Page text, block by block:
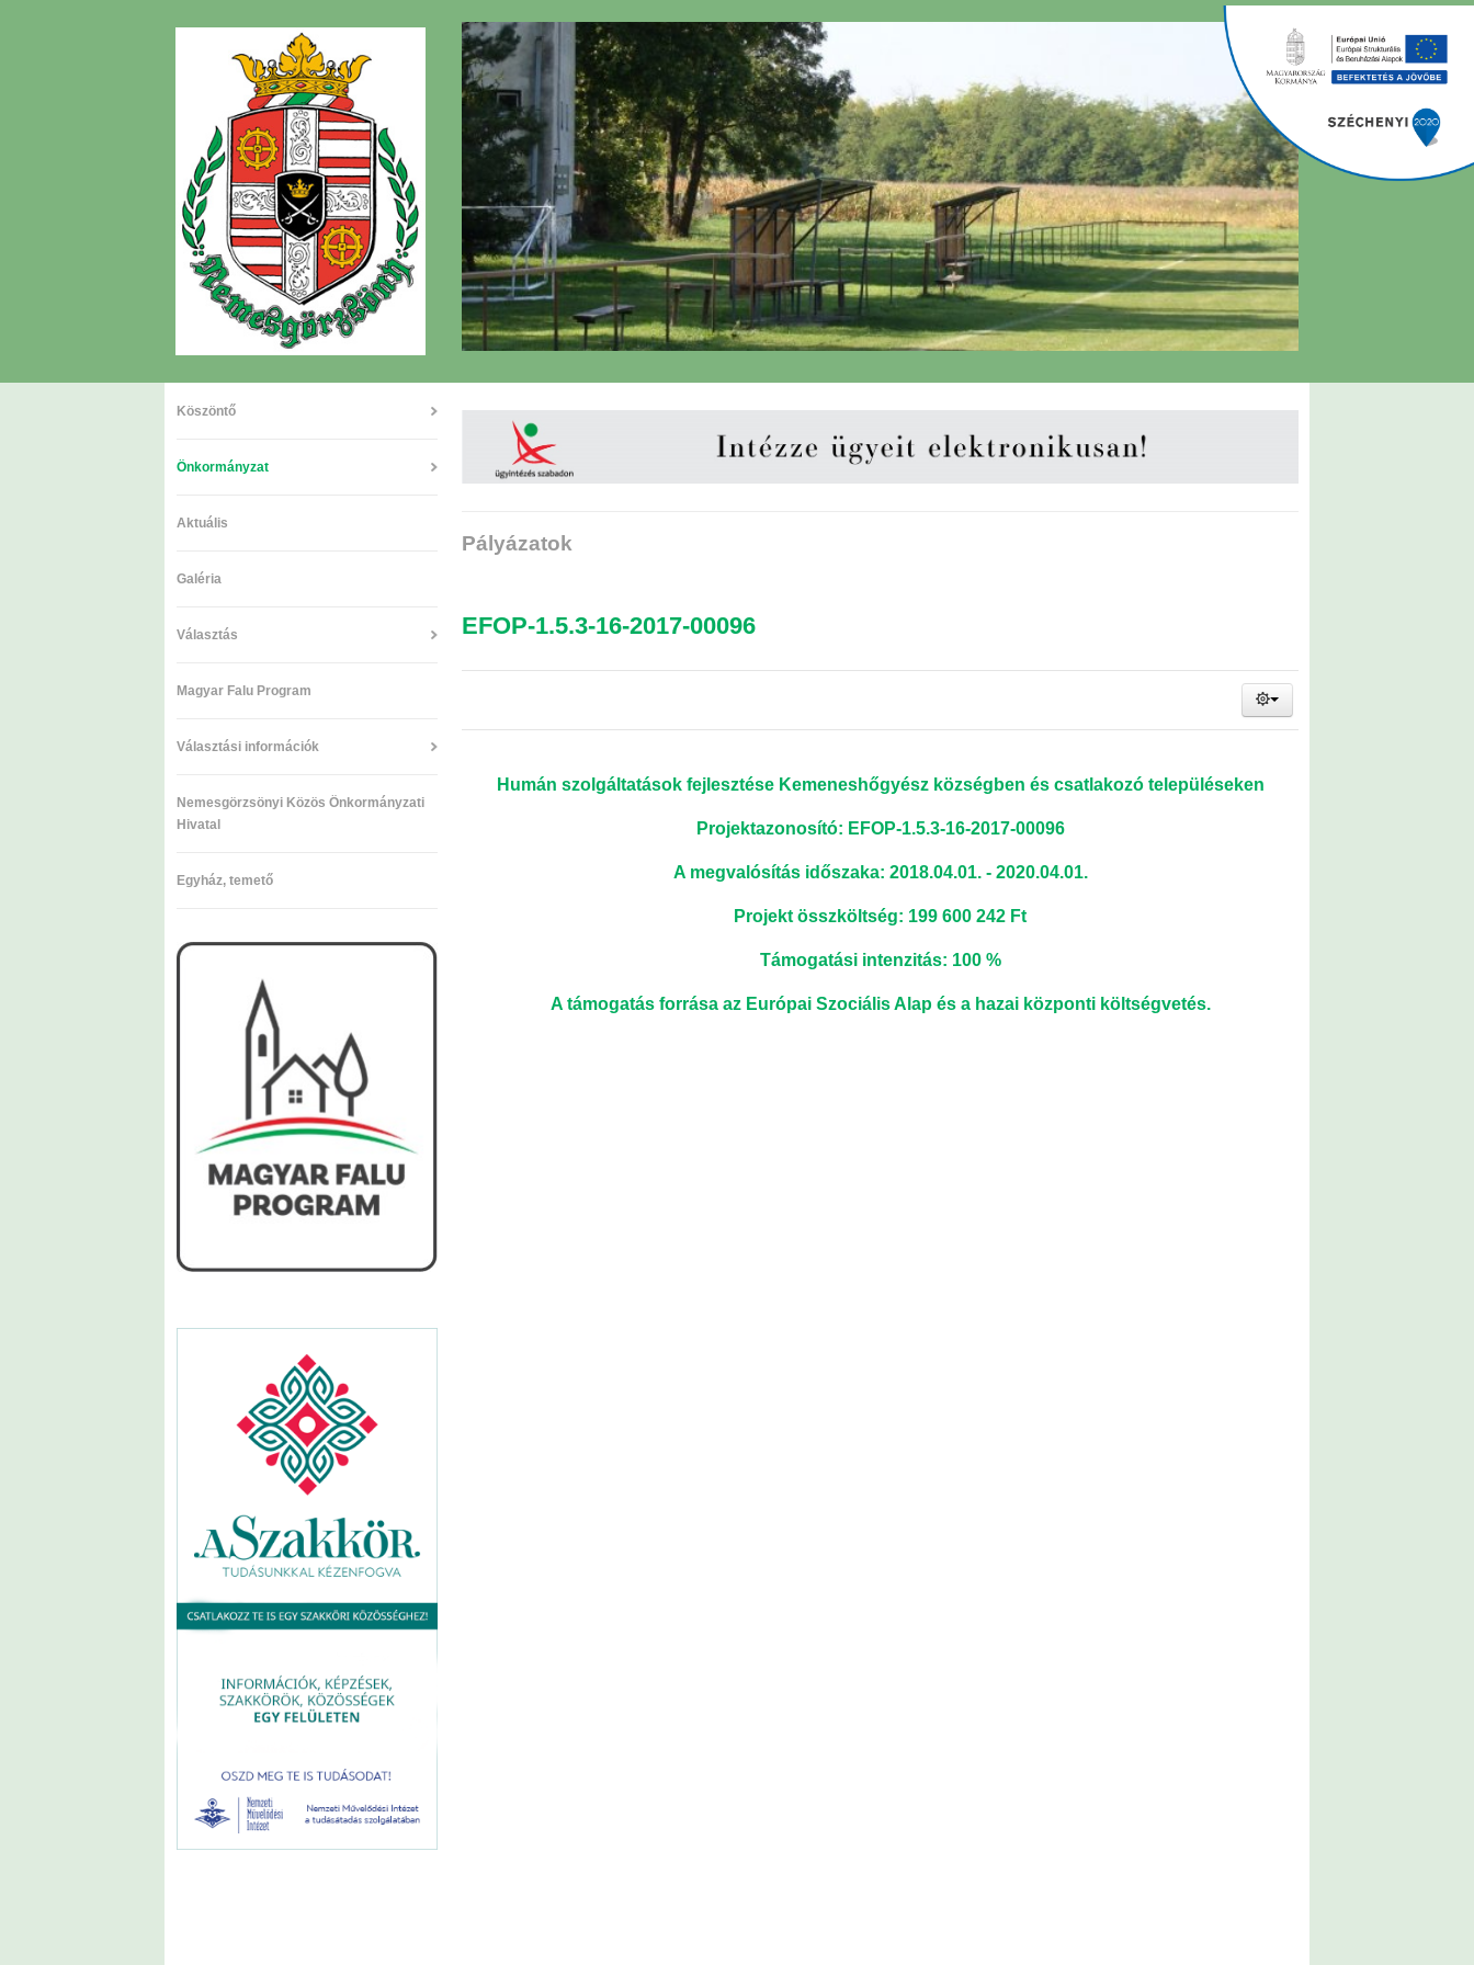
Pályázatok
EFOP-1.5.3-16-2017-00096
Humán szolgáltatások fejlesztése Kemeneshőgyész községben és csatlakozó településeken
Projektazonosító: EFOP-1.5.3-16-2017-00096
A megvalósítás időszaka: 2018.04.01. - 2020.04.01.
Projekt összköltség: 199 600 242 Ft
Támogatási intenzitás: 100 %
A támogatás forrása az Európai Szociális Alap és a hazai központi költségvetés.
Köszöntő
Önkormányzat
Aktuális
Galéria
Választás
Magyar Falu Program
Választási információk
Nemesgörzsönyi Közös Önkormányzati
Hivatal
Egyház, temető